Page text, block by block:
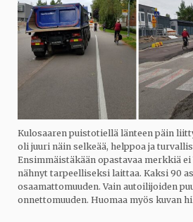
Kulosaaren puistotiellä länteen päin
oli juuri näin selkeää, helppoa ja
Ensimmäistäkään opastavaa merkkiä ei
nähnyt tarpeelliseksi laittaa. Kaksi 90
osaamattomuuden. Vain autoilijoiden
onnettomuuden. Huomaa myös kuvan